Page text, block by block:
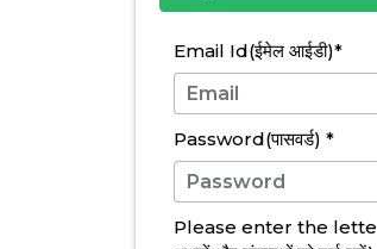
Email Id(ईमेल आईडी)*
Password(पासवर्ड) *
Please enter the